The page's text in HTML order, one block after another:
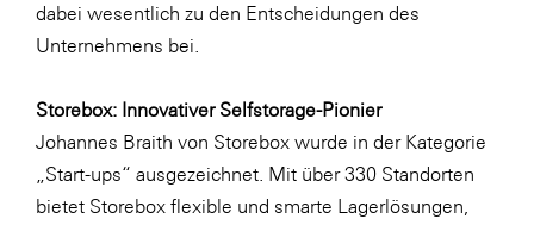
dabei wesentlich zu den Entscheidungen des
Unternehmens bei.
Storebox: Innovativer Selfstorage-Pionier
Johannes Braith von Storebox wurde in der Kategorie
„Start-ups“ ausgezeichnet. Mit über 330 Standorten
bietet Storebox flexible und smarte Lagerlösungen,